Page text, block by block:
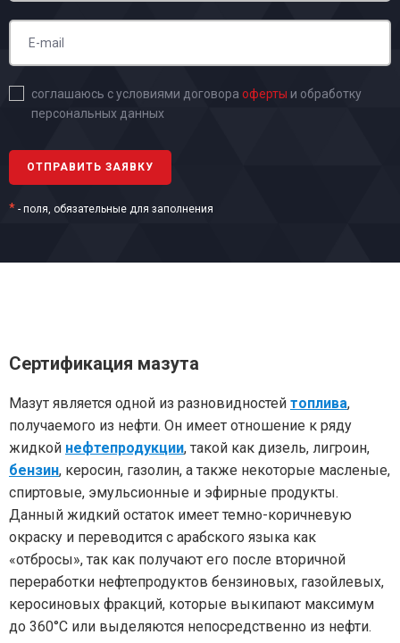
соглашаюсь с условиями договора оферты и обработку
персональных данных
* - поля, обязательные для заполнения
Сертификация мазута
Мазут является одной из разновидностей топлива,
получаемого из нефти. Он имеет отношение к ряду
жидкой нефтепродукции, такой как дизель, лигроин,
бензин, керосин, газолин, а также некоторые масленые,
спиртовые, эмульсионные и эфирные продукты.
Данный жидкий остаток имеет темно-коричневую
окраску и переводится с арабского языка как
«отбросы», так как получают его после вторичной
переработки нефтепродуктов бензиновых, газойлевых,
керосиновых фракций, которые выкипают максимум
до 360°С или выделяются непосредственно из нефти.